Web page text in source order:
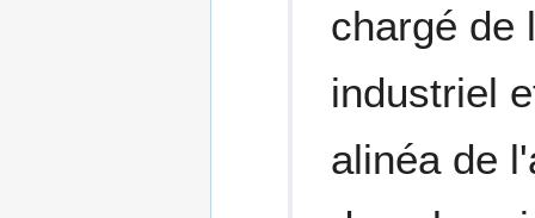
chargé de
industriel
alinéa de